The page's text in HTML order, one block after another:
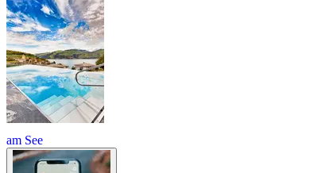
am See